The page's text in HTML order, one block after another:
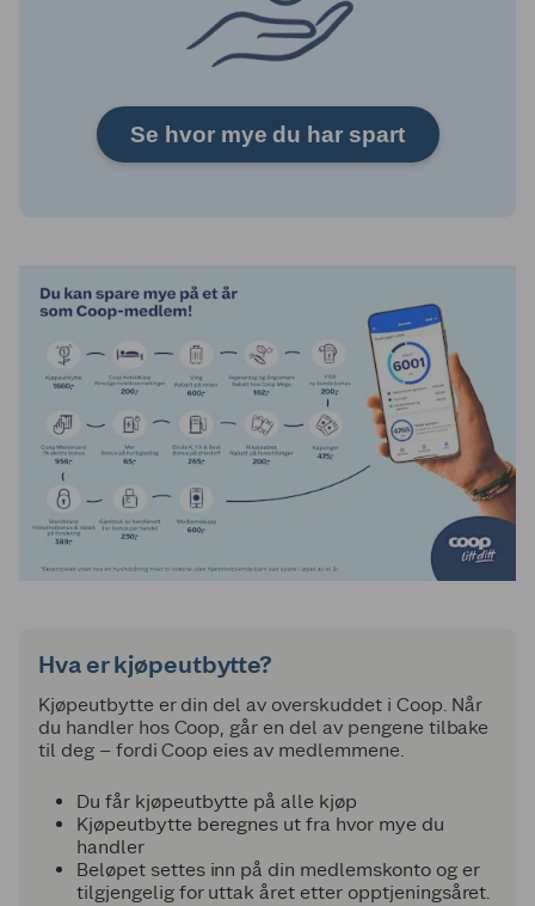
Se hvor mye du har spart
Hva er kjøpeutbytte?
Kjøpeutbytte er din del av overskuddet i Coop. Når
du handler hos Coop, går en del av pengene tilbake
til deg – fordi Coop eies av medlemmene.
Du får kjøpeutbytte på alle kjøp
Kjøpeutbytte beregnes ut fra hvor mye du
handler
Beløpet settes inn på din medlemskonto og er
tilgjengelig for uttak året etter opptjeningsåret.